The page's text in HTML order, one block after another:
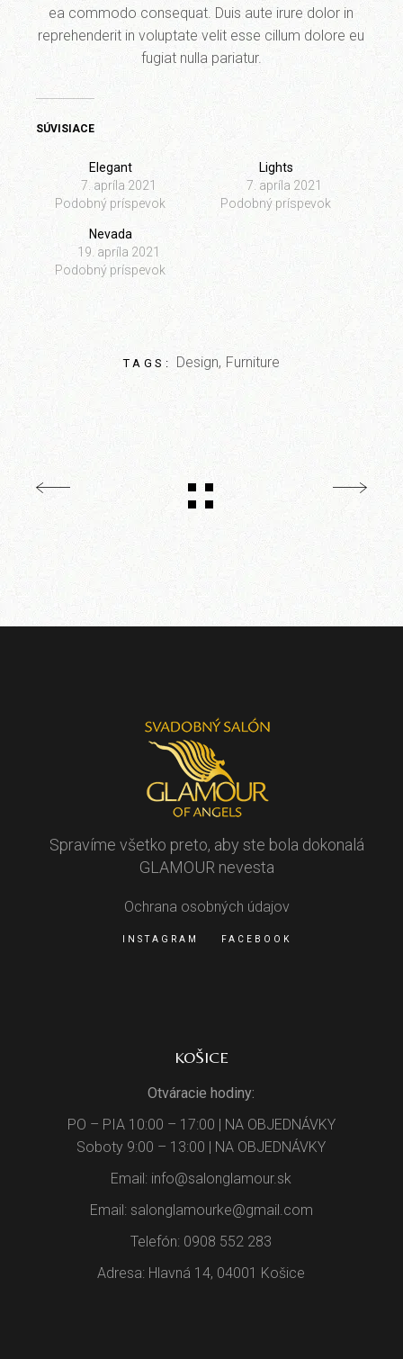
ea commodo consequat. Duis aute irure dolor in
reprehenderit in voluptate velit esse cillum dolore eu
fugiat nulla pariatur.
SÚVISIACE
Elegant
7. apríla 2021
Podobný príspevok
Lights
7. apríla 2021
Podobný príspevok
Nevada
19. apríla 2021
Podobný príspevok
TAGS: Design Furniture
Spravíme všetko preto, aby ste bola dokonalá
GLAMOUR nevesta
Ochrana osobných údajov
INSTAGRAM FACEBOOK
KOŠICE
Otváracie hodiny:
PO – PIA 10:00 – 17:00 | NA OBJEDNÁVKY
Soboty 9:00 – 13:00 | NA OBJEDNÁVKY
Email: info@salonglamour.sk
Email: salonglamourke@gmail.com
Telefón: 0908 552 283
Adresa: Hlavná 14, 04001 Košice